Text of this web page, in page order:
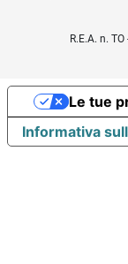
R.E.A. n.
Informativa
Le tue